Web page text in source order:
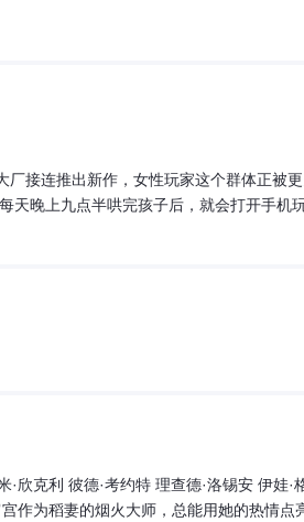
接连推出新作，女性玩家这个群体正被
晚上九点半哄完孩子后，就会打开手
不到一周就卸载了。她说，感觉那些
·欣克利 彼德·考约特 理查德·洛锡安 伊娃·
作为稻妻的烟火大师，总能用她的热情